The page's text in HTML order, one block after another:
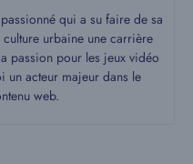
qui a su faire de sa
urbaine une carrière
passion pour les jeux vidéo
un acteur majeur dans le
web.